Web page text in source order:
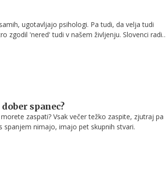
ugotavljajo psihologi. Pa tudi, da velja tudi
zgodil 'nered' tudi v našem življenju. Slovenci radi
spanec?
zaspati? Vsak večer težko zaspite, zjutraj pa
spanjem nimajo, imajo pet skupnih stvari.